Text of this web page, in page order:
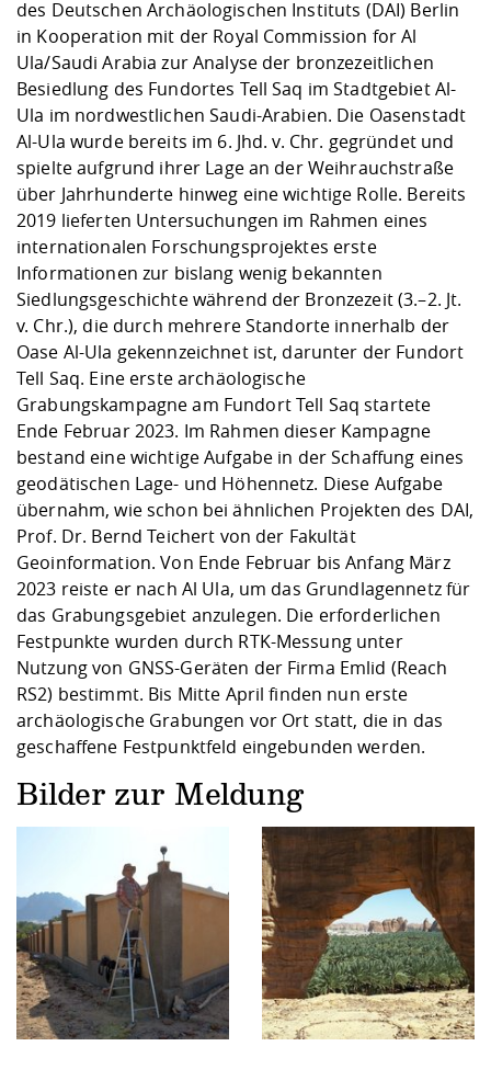
Vorbereitung
Checkliste zum
Studien- und
und Physik
Digitales Lernen
Fremdsprachen
Jobs, Praktika,
Studieren in
Lebenslagen
Studentenwerk
Angebote der
Arbeit
Career Service
Lehren,
Weiterbilden im
Formulare und
Internationale
Formulare und
FIS -
Prototyping und
Gründung und
Kooperationen
Kontakt &
Klimaschutz &
Förderverein
Gremien und
Informatik/
Landbau/
Maschinenbau
Angebote für Unternehmen
Kontakt und Anfahrt
Qualitätssicherung
des Deutschen Archäologischen Instituts (DAI) Berlin
in Kooperation mit der Royal Commission for Al
Ula/Saudi Arabia zur Analyse der bronzezeitlichen
Besiedlung des Fundortes Tell Saq im Stadtgebiet Al-
Ula im nordwestlichen Saudi-Arabien. Die Oasenstadt
Al-Ula wurde bereits im 6. Jhd. v. Chr. gegründet und
spielte aufgrund ihrer Lage an der Weihrauchstraße
über Jahrhunderte hinweg eine wichtige Rolle. Bereits
2019 lieferten Untersuchungen im Rahmen eines
internationalen Forschungsprojektes erste
Informationen zur bislang wenig bekannten
Siedlungsgeschichte während der Bronzezeit (3.–2. Jt.
v. Chr.), die durch mehrere Standorte innerhalb der
Oase Al-Ula gekennzeichnet ist, darunter der Fundort
Tell Saq. Eine erste archäologische
Grabungskampagne am Fundort Tell Saq startete
Ende Februar 2023. Im Rahmen dieser Kampagne
bestand eine wichtige Aufgabe in der Schaffung eines
geodätischen Lage- und Höhennetz. Diese Aufgabe
übernahm, wie schon bei ähnlichen Projekten des DAI,
Prof. Dr. Bernd Teichert von der Fakultät
Geoinformation. Von Ende Februar bis Anfang März
2023 reiste er nach Al Ula, um das Grundlagennetz für
das Grabungsgebiet anzulegen. Die erforderlichen
Festpunkte wurden durch RTK-Messung unter
Nutzung von GNSS-Geräten der Firma Emlid (Reach
RS2) bestimmt. Bis Mitte April finden nun erste
archäologische Grabungen vor Ort statt, die in das
geschaffene Festpunktfeld eingebunden werden.
Bilder zur Meldung